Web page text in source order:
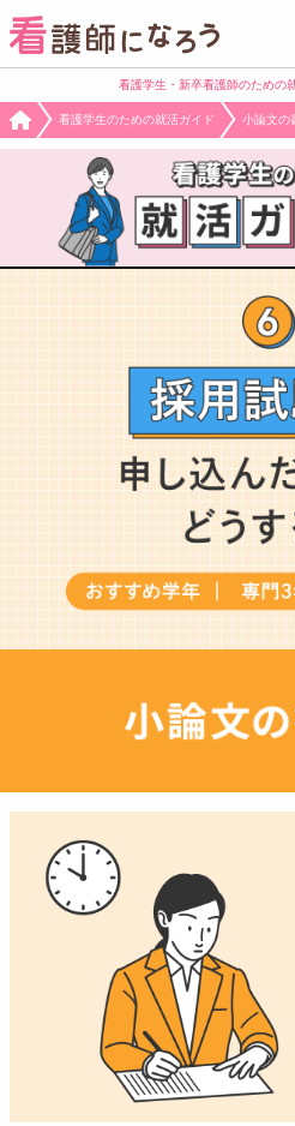
看護学生・新卒看護師のための
看護学生のための就活ガイド 小論文の